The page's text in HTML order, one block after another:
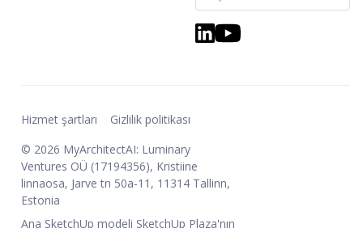
© 2026 MyArchitectAI: Luminary
Ventures OÜ (17194356), Kristiine
linnaosa, Jarve tn 50a-11, 11314 Tallinn,
Estonia
Ana SketchUp modeli SketchUp Plaza'nın
Hizmet şartları Gizlilik politikası